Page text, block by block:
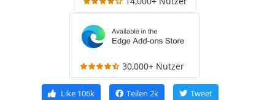
30,000+ Nutzer
Like 106k Teilen 2k Tweet